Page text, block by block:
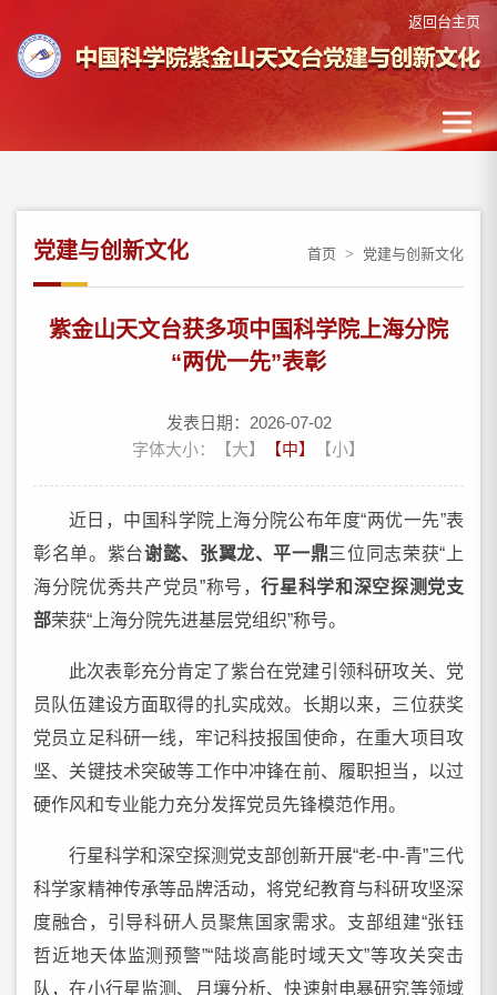
返回台主页
党建与创新文化 首页 > 党建与创新文化
紫金山天文台获多项中国科学院上海分院
“两优一先”表彰
发表日期：2026-07-02
字体大小：
【大】 【中】 【小】
近日，中国科学院上海分院公布年度“两优一先”表
彰名单。紫台谢懿、张翼龙、平一鼎三位同志荣获“上
海分院优秀共产党员”称号，行星科学和深空探测党支
部荣获“上海分院先进基层党组织”称号。
此次表彰充分肯定了紫台在党建引领科研攻关、党
员队伍建设方面取得的扎实成效。长期以来，三位获奖
党员立足科研一线，牢记科技报国使命，在重大项目攻
坚、关键技术突破等工作中冲锋在前、履职担当，以过
硬作风和专业能力充分发挥党员先锋模范作用。
行星科学和深空探测党支部创新开展“老-中-青”三代
科学家精神传承等品牌活动，将党纪教育与科研攻坚深
度融合，引导科研人员聚焦国家需求。支部组建“张钰
哲近地天体监测预警”“陆埮高能时域天文”等攻关突击
队，在小行星监测、月壤分析、快速射电暴研究等领域